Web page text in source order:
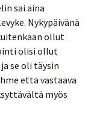
sai aina
Nykypäivänä
ollut
olisi ollut
se oli täysin
että vastaava
myös